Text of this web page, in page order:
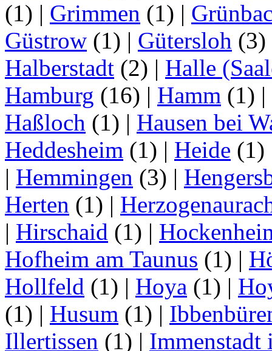
(1) | Grimmen (1) |
Güstrow (1) | Gütersloh (3)
Halberstadt (2) | Halle
Hamburg (16) | Hamm (1) |
Haßloch (1) | Hausen bei
Heddesheim (1) | Heide (1)
| Hemmingen (3) |
Herten (1) |
| Hirschaid (1) |
Hofheim am Taunus (1) |
Hollfeld (1) | Hoya (1) |
(1) | Husum (1) |
Illertissen (1) | Immenstadt